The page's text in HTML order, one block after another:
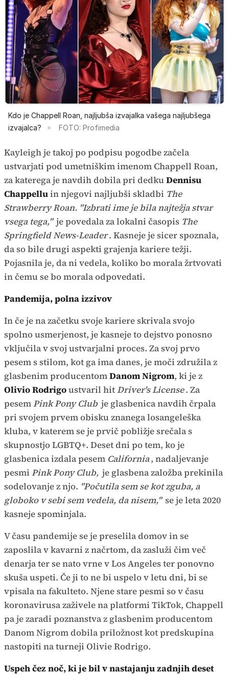
Kdo je Chappell Roan, najljubša izvajalka vašega najljubšega
izvajalca?
FOTO: Profimedia
Kayleigh je takoj po podpisu pogodbe začela
ustvarjati pod umetniškim imenom Chappell Roan,
za katerega je navdih dobila pri dedkuDennisu
Chappelluin njegovi najljubši skladbi The
Strawberry Roan. "Izbrati ime je bila najtežja stvar
vsega tega," je povedala za lokalni časopis The
Springfield News-Leader. Kasneje je sicer spoznala,
da so bile drugi aspekti grajenja kariere težji.
Pojasnila je, da ni vedela, koliko bo morala žrtvovati
in čemu se bo morala odpovedati.
Pandemija, polna izzivov
In če je na začetku svoje kariere skrivala svojo
spolno usmerjenost, je kasneje to dejstvo ponosno
vključila v svoj ustvarjalni proces. Za svoj prvo
pesem s stilom, kot ga ima danes, je moči združila z
glasbenim producentomDanom Nigrom, ki je z
Olivio Rodrigoustvaril hitDriver's License. Za
pesemPink Pony Club je glasbenica navdih črpala
pri svojem prvem obisku znanega losangeleška
kluba, v katerem se je prvič pobližje srečala s
skupnostjo LGBTQ+. Deset dni po tem, ko je
glasbenica izdala pesem California, nadaljevanje
pesmi Pink Pony Club, je glasbena založba prekinila
sodelovanje z njo. "Počutila sem se kot zguba, a
globoko v sebi sem vedela, da nisem," se je leta 2020
kasneje spominjala.
V času pandemije se je preselila domov in se
zaposlila v kavarni z načrtom, da zasluži čim več
denarja ter se nato vrne v Los Angeles ter ponovno
skuša uspeti. Če ji to ne bi uspelo v letu dni, bi se
vpisala na fakulteto. Njene stare pesmi so v času
koronavirusa zaživele na platformi TikTok, Chappell
pa je zaradi poznanstva z glasbenim producentom
Danom Nigrom dobila priložnost kot predskupina
nastopiti na turneji Olivie Rodrigo.
Uspeh čez noč, ki je bil v nastajanju zadnjih deset